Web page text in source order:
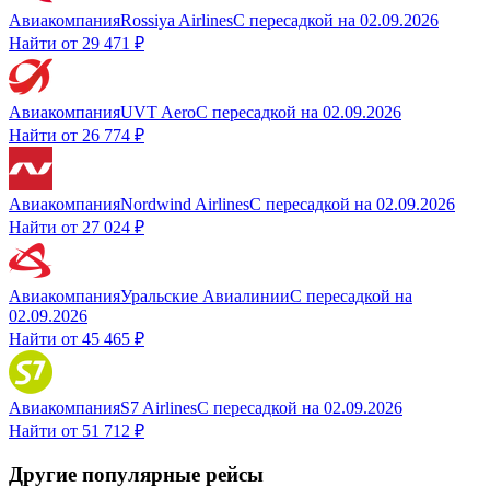
АвиакомпанияRossiya AirlinesС пересадкой на 02.09.2026
Найти от 29 471 ₽
АвиакомпанияUVT AeroС пересадкой на 02.09.2026
Найти от 26 774 ₽
АвиакомпанияNordwind AirlinesС пересадкой на 02.09.2026
Найти от 27 024 ₽
АвиакомпанияУральские АвиалинииС пересадкой на
02.09.2026
Найти от 45 465 ₽
АвиакомпанияS7 AirlinesС пересадкой на 02.09.2026
Найти от 51 712 ₽
Другие популярные рейсы